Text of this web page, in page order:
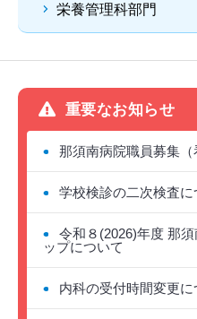
栄養管理科部門
重要なお知らせ
那須南病院職員募集（
学校検診の二次検査に
令和８(2026)年度 那
ップについて
内科の受付時間変更に